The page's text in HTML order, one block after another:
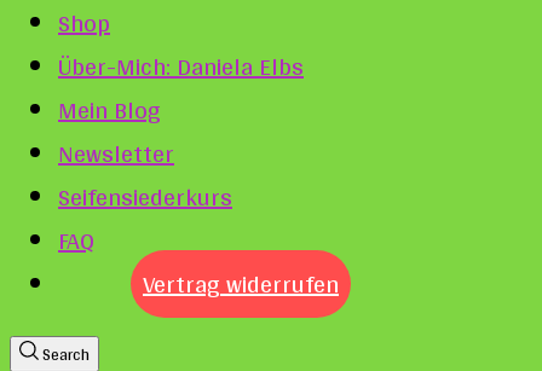
Shop
Über-Mich: Daniela Elbs
Mein Blog
Newsletter
Seifensiederkurs
FAQ
Vertrag widerrufen
Search